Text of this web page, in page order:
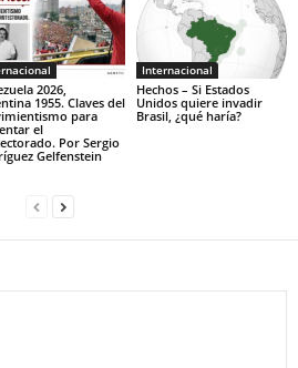
2026,
1955. Claves del
para
el
Por Sergio
Gelfenstein
Internacional
Hechos – Si Estados
Unidos quiere invadir
Brasil, ¿qué haría?